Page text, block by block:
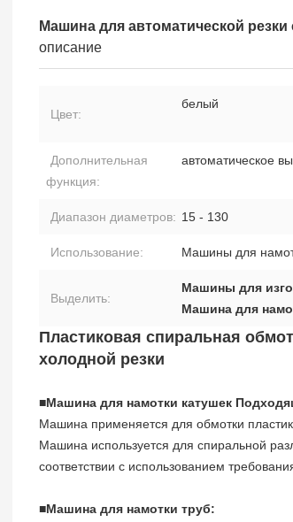
Машина для автоматической
описание
Цвет:
белый
Дополнительная
функция:
автоматическое
Диапазон диаметров: 15 - 130
Использование: Машины для
Выделить:
Машины для
Машина для
Пластиковая спиральная
холодной резки
■Машина для намотки катушек
Машина применяется для обмотки
Машина используется для спиральной
соответствии с использованием
■Машина для намотки труб: